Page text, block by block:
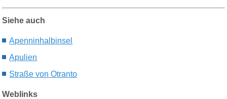
Siehe auch
Apenninhalbinsel
Apulien
Straße von Otranto
Weblinks